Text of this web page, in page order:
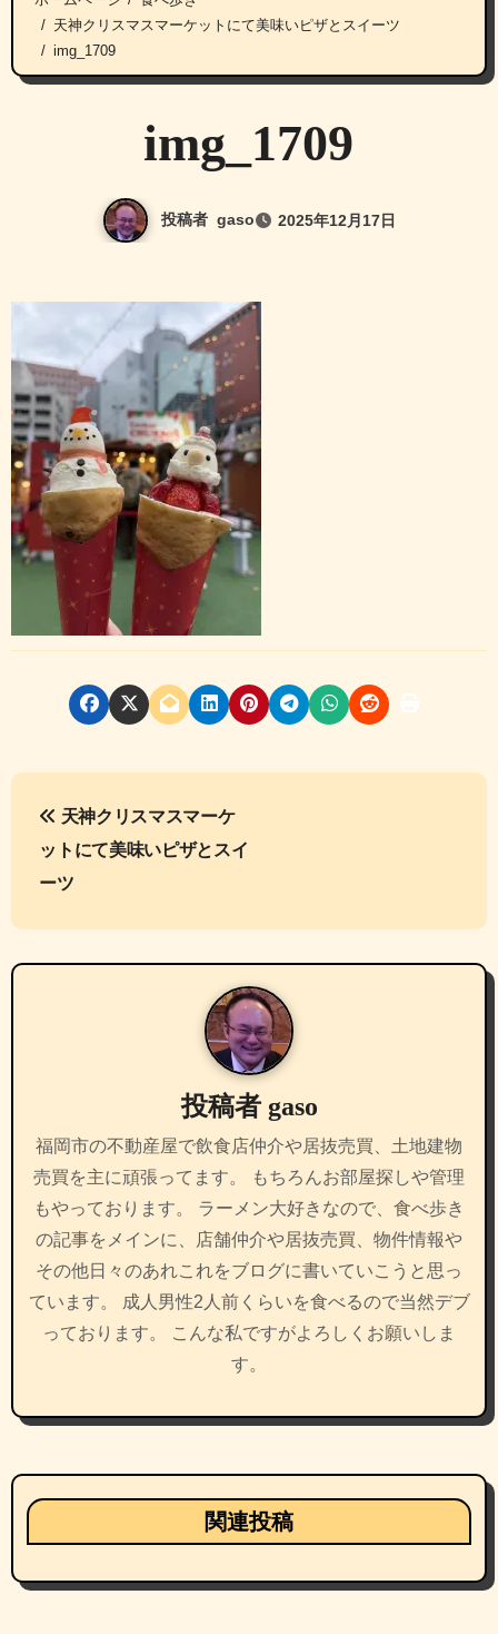
天神クリスマスマーケットにて美味いピザとスイーツ
img_1709
img_1709
投稿者 gaso 2025年12月17日
投
稿
ナ
ビ
ゲ
ン
天神クリスマスマーケ
ットにて美味いピザとスイ
ーツ
投稿者 gaso
福岡市の不動産屋で飲食店仲介や居抜売買、土地建物
売買を主に頑張ってます。 もちろんお部屋探しや管理
もやっております。 ラーメン大好きなので、食べ歩き
の記事をメインに、店舗仲介や居抜売買、物件情報や
その他日々のあれこれをブログに書いていこうと思っ
ています。 成人男性2人前くらいを食べるので当然デブ
っております。 こんな私ですがよろしくお願いしま
す。
関連投稿